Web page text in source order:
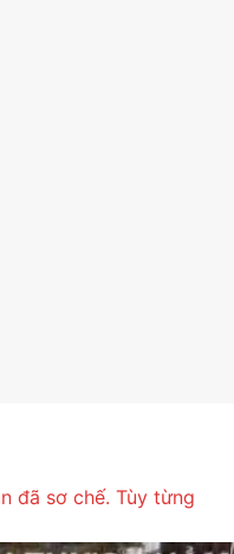
đã sơ chế. Tùy từng